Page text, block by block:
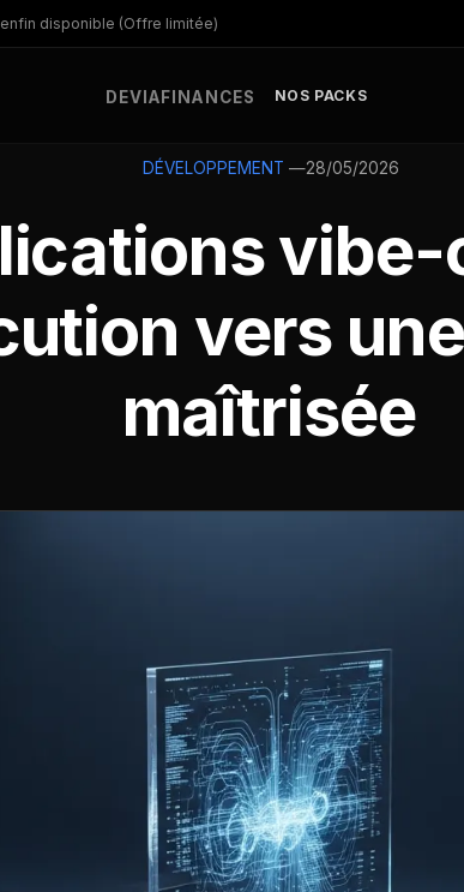
disponible (Offre limitée)
DEVIAFINANCES NOS PACKS
DÉVELOPPEMENT —28/05/2026
vibe-
vers
maîtrisée